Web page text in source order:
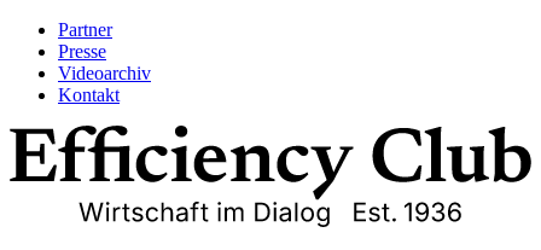
Partner
Presse
Videoarchiv
Kontakt